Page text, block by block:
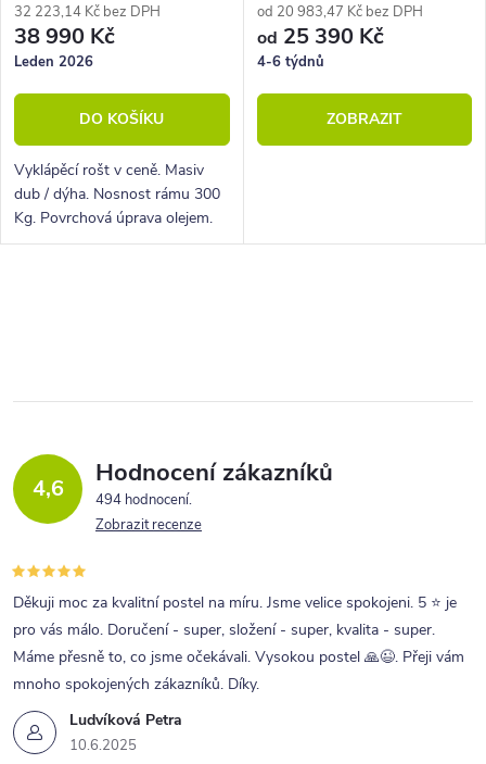
32 223,14 Kč bez DPH
38 990 Kč
Leden 2026
DO KOŠÍKU
Vyklápěcí rošt v ceně. Masiv
dub / dýha. Nosnost rámu 300
Kg. Povrchová úprava olejem.
od 20 983,47 Kč bez DPH
od 25 390 Kč
4-6 týdnů
ZOBRAZIT
á
a
c
p
r
v
k
y
v
4,6 Hodnocení zákazníků
494 hodnocení
Zobrazit recenze
Ludvíková Petra
10.6.2025
Děkuji moc za kvalitní postel na míru. Jsme velice spokojeni. 5 ⭐ je
pro vás málo. Doručení - super, složení - super, kvalita - super.
Máme přesně to, co jsme očekávali. Vysokou postel 🙏😉. Přeji vám
mnoho spokojených zákazníků. Díky.